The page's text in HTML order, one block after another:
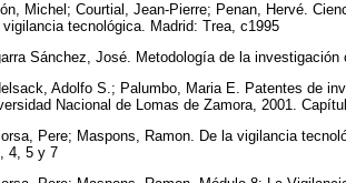
Michel; Courtial, Jean-Pierre; Penan, Hervé.
vigilancia tecnológica. Madrid: Trea, c1995
Sánchez, José. Metodología de la
Adolfo S.; Palumbo, Maria E. Patentes de
Nacional de Lomas de Zamora, 2001.
Pere; Maspons, Ramon. De la vigilancia
4, 5 y 7